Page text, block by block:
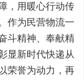
，用暖心行动传
作为民营物流一
斗精神、奉献精
显新时代快递从
荣誉为动力，再